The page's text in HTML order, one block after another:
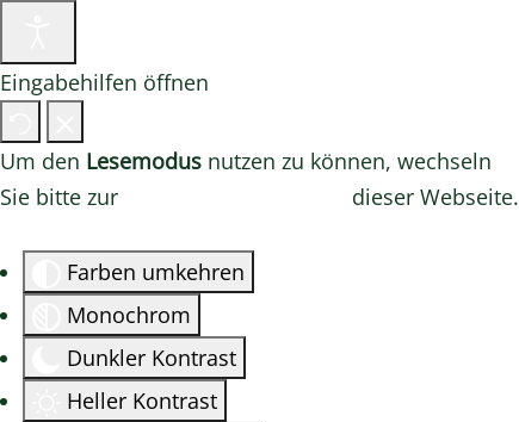
Eingabehilfen öffnen
Um den Lesemodus nutzen zu können, wechseln
Sie bitte zur
dieser Webseite.
Farben umkehren
Monochrom
Dunkler Kontrast
Heller Kontrast